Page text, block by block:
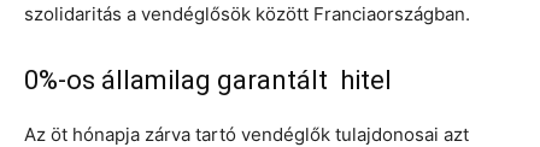
szolidaritás a vendéglősök között Franciaországban.
0%-os államilag garantált hitel
Az öt hónapja zárva tartó vendéglők tulajdonosai azt